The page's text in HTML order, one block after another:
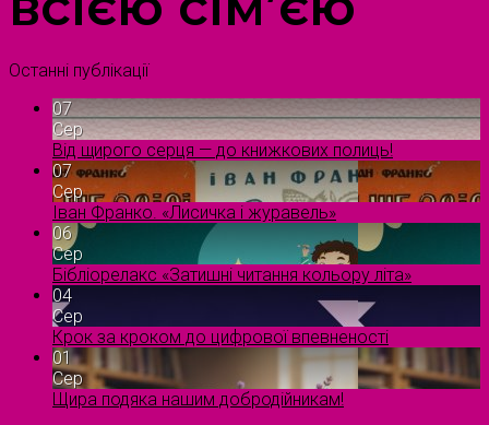
Останні публікації
07
Сер
Від щирого серця — до книжкових полиць!
07
Сер
Іван Франко. «Лисичка і журавель»
06
Сер
Бібліорелакс «Затишні читання кольору літа»
04
Сер
Крок за кроком до цифрової впевненості
01
Сер
Щира подяка нашим добродійникам!